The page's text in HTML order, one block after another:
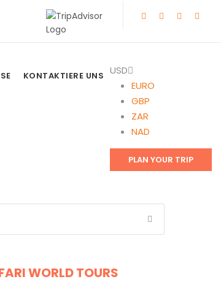
KONTAKTIERE UNS USD
EURO
GBP
ZAR
NAD
PLAN YOUR TRIP
WORLD TOURS